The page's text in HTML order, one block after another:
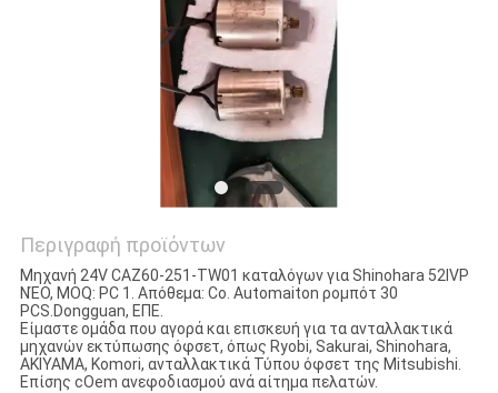
Περιγραφή προϊόντων
Μηχανή 24V CAZ60-251-TW01 καταλόγων για Shinohara 52IVP
ΝΈΟ, MOQ: PC 1. Απόθεμα: Co. Automaiton ρομπότ 30
PCS.Dongguan, ΕΠΕ.
Είμαστε ομάδα που αγορά και επισκευή για τα ανταλλακτικά
μηχανών εκτύπωσης όφσετ, όπως Ryobi, Sakurai, Shinohara,
AKIYAMA, Komori, ανταλλακτικά Τύπου όφσετ της Mitsubishi.
Επίσης cOem ανεφοδιασμού ανά αίτημα πελατών.